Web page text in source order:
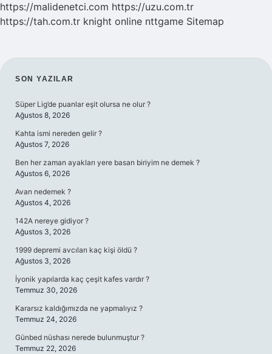
https://malidenetci.com https://uzu.com.tr
https://tah.com.tr knight online nttgame Sitemap
SIDEBAR
SON YAZILAR
Süper Lig’de puanlar eşit olursa ne olur ?
Ağustos 8, 2026
Kahta ismi nereden gelir ?
Ağustos 7, 2026
Ben her zaman ayakları yere basan biriyim ne demek ?
Ağustos 6, 2026
Avan nedemek ?
Ağustos 4, 2026
142A nereye gidiyor ?
Ağustos 3, 2026
1999 depremi avcıları kaç kişi öldü ?
Ağustos 3, 2026
İyonik yapılarda kaç çeşit kafes vardır ?
Temmuz 30, 2026
Kararsız kaldığımızda ne yapmalıyız ?
Temmuz 24, 2026
Günbed nüshası nerede bulunmuştur ?
Temmuz 22, 2026